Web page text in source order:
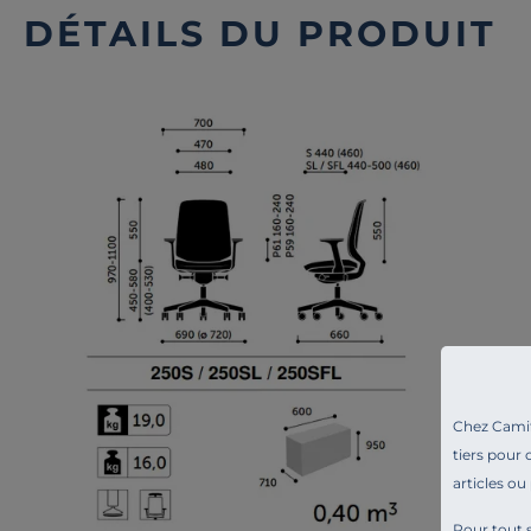
Chez
tiers pour
articles ou
DÉTAILS DU PRODUIT